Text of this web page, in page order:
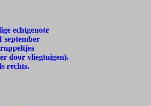
echtgenote
september
door vliegtuigen).
rechts.